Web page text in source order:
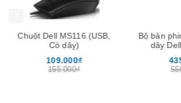
Bộ bàn phim chuột không
dây Dell KM3322W
435.000₫
550.000₫
Bộ
băng